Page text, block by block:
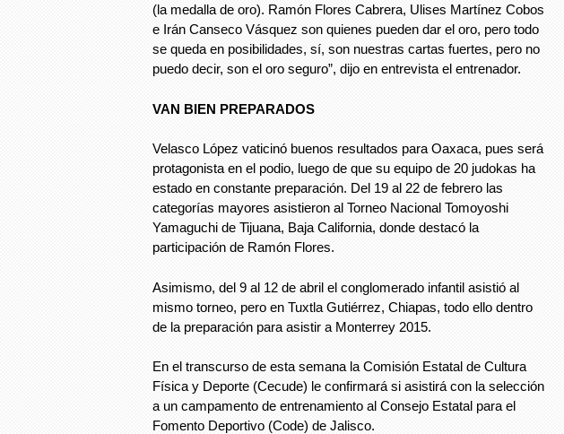
(la medalla de oro). Ramón Flores Cabrera, Ulises Martínez Cobos
e Irán Canseco Vásquez son quienes pueden dar el oro, pero todo
se queda en posibilidades, sí, son nuestras cartas fuertes, pero no
puedo decir, son el oro seguro”, dijo en entrevista el entrenador.
VAN BIEN PREPARADOS
Velasco López vaticinó buenos resultados para Oaxaca, pues será
protagonista en el podio, luego de que su equipo de 20 judokas ha
estado en constante preparación. Del 19 al 22 de febrero las
categorías mayores asistieron al Torneo Nacional Tomoyoshi
Yamaguchi de Tijuana, Baja California, donde destacó la
participación de Ramón Flores.
Asimismo, del 9 al 12 de abril el conglomerado infantil asistió al
mismo torneo, pero en Tuxtla Gutiérrez, Chiapas, todo ello dentro
de la preparación para asistir a Monterrey 2015.
En el transcurso de esta semana la Comisión Estatal de Cultura
Física y Deporte (Cecude) le confirmará si asistirá con la selección
a un campamento de entrenamiento al Consejo Estatal para el
Fomento Deportivo (Code) de Jalisco.